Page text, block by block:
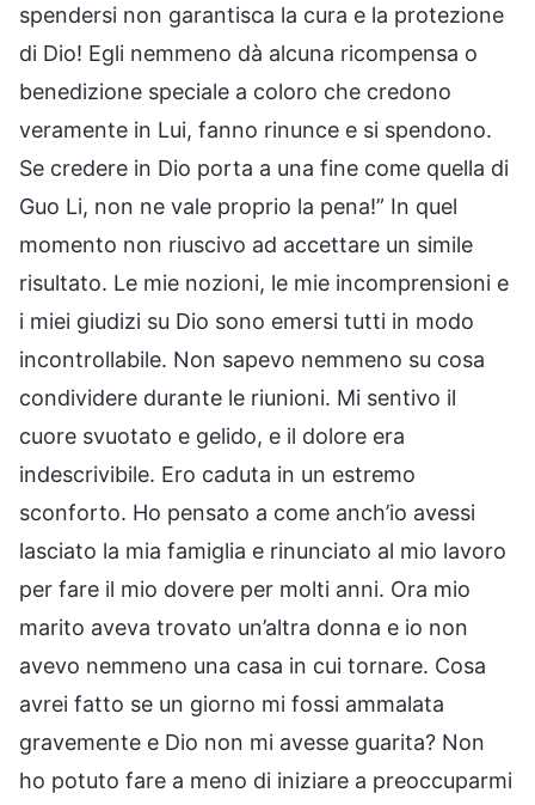
spendersi non garantisca la cura e la protezione
di Dio! Egli nemmeno dà alcuna ricompensa o
benedizione speciale a coloro che credono
veramente in Lui, fanno rinunce e si spendono.
Se credere in Dio porta a una fine come quella di
Guo Li, non ne vale proprio la pena!” In quel
momento non riuscivo ad accettare un simile
risultato. Le mie nozioni, le mie incomprensioni e
i miei giudizi su Dio sono emersi tutti in modo
incontrollabile. Non sapevo nemmeno su cosa
condividere durante le riunioni. Mi sentivo il
cuore svuotato e gelido, e il dolore era
indescrivibile. Ero caduta in un estremo
sconforto. Ho pensato a come anch’io avessi
lasciato la mia famiglia e rinunciato al mio lavoro
per fare il mio dovere per molti anni. Ora mio
marito aveva trovato un’altra donna e io non
avevo nemmeno una casa in cui tornare. Cosa
avrei fatto se un giorno mi fossi ammalata
gravemente e Dio non mi avesse guarita? Non
ho potuto fare a meno di iniziare a preoccuparmi